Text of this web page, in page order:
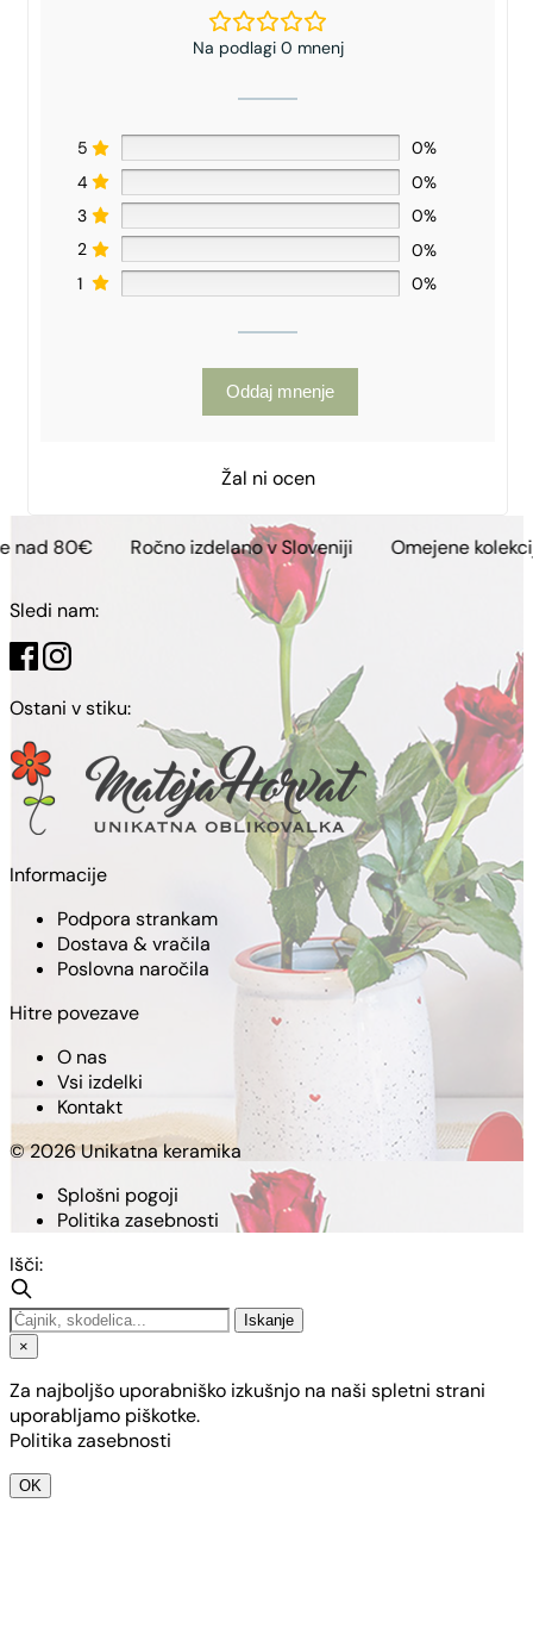
Na podlagi 0 mnenj
5
0%
4
0%
3
0%
2
0%
1
0%
Oddaj mnenje
Žal ni ocen
Ročno izdelano v Sloveniji Omejene kolekcije
Sledi nam:
Ostani v stiku:
Informacije
Podpora strankam
Dostava & vračila
Poslovna naročila
Hitre povezave
O nas
Vsi izdelki
Kontakt
© 2026 Unikatna keramika
Splošni pogoji
Politika zasebnosti
Išči:
Iskanje
×
Za najboljšo uporabniško izkušnjo na naši spletni strani
uporabljamo piškotke.
Politika zasebnosti
OK